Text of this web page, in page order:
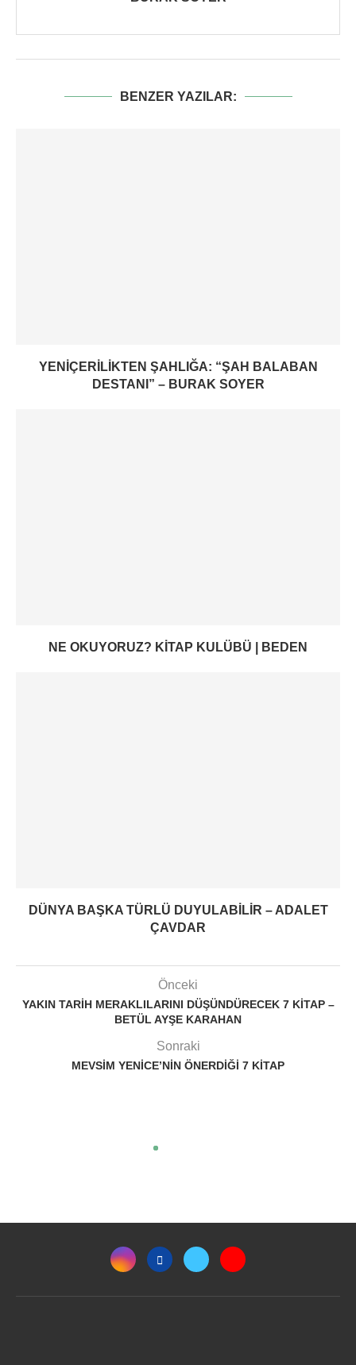
BENZER YAZILAR:
YENIÇERILIKTEN ŞAHLIĞA: “ŞAH BALABAN
DESTANI” – BURAK SOYER
NE OKUYORUZ? KITAP KULÜBÜ | BEDEN
DÜNYA BAŞKA TÜRLÜ DUYULABILIR – ADALET
ÇAVDAR
Önceki
YAKIN TARIH MERAKLILARINI DÜŞÜNDÜRECEK 7 KITAP –
BETÜL AYŞE KARAHAN
Sonraki
MEVSIM YENICE’NIN ÖNERDIĞI 7 KITAP